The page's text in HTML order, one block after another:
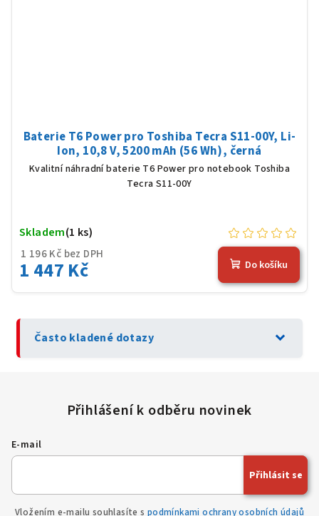
Baterie T6 Power pro Toshiba Tecra S11-00Y, Li-
Ion, 10,8 V, 5200 mAh (56 Wh), černá
Kvalitní náhradní baterie T6 Power pro notebook Toshiba
Tecra S11-00Y
1 196 Kč bez DPH
1 447 Kč
Skladem(1 ks)
Do košíku
Často kladené dotazy expand_more
E-mail
Vložením e-mailu souhlasíte s podmínkami ochrany osobních údajů
Přihlásit se